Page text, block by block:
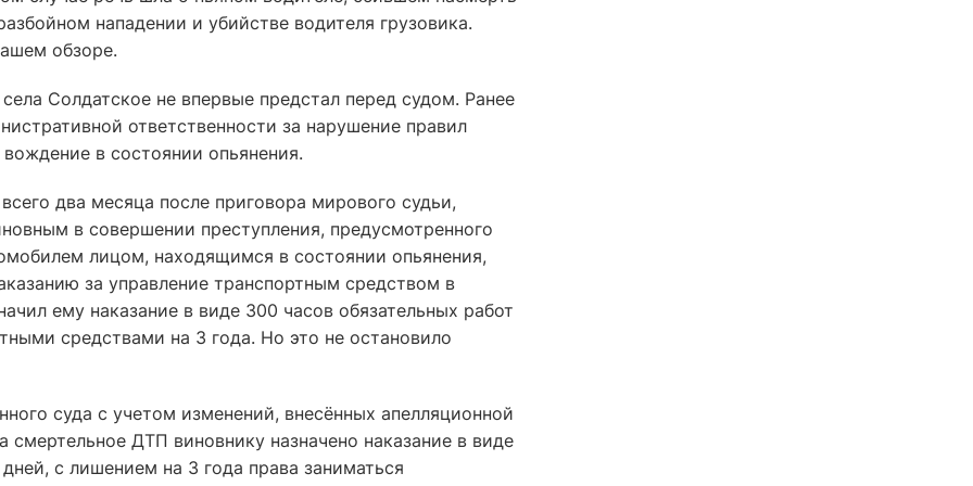
нападении и убийстве водителя грузовика.
обзоре.
Солдатское не впервые предстал перед судом. Ранее
ответственности за нарушение правил
в состоянии опьянения.
два месяца после приговора мирового судьи,
в совершении преступления, предусмотренного
лицом, находящимся в состоянии опьянения,
за управление транспортным средством в
ему наказание в виде 300 часов обязательных работ
средствами на 3 года. Но это не остановило
суда с учетом изменений, внесённых апелляционной
смертельное ДТП виновнику назначено наказание в виде
с лишением на 3 года права заниматься